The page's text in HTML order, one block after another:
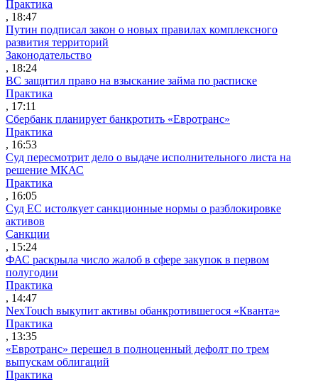
Практика
, 18:47
Путин подписал закон о новых правилах комплексного
развития территорий
Законодательство
, 18:24
ВС защитил право на взыскание займа по расписке
Практика
, 17:11
Сбербанк планирует банкротить «Евротранс»
Практика
, 16:53
Суд пересмотрит дело о выдаче исполнительного листа на
решение МКАС
Практика
, 16:05
Суд ЕС истолкует санкционные нормы о разблокировке
активов
Санкции
, 15:24
ФАС раскрыла число жалоб в сфере закупок в первом
полугодии
Практика
, 14:47
NexTouch выкупит активы обанкротившегося «Кванта»
Практика
, 13:35
«Евротранс» перешел в полноценный дефолт по трем
выпускам облигаций
Практика